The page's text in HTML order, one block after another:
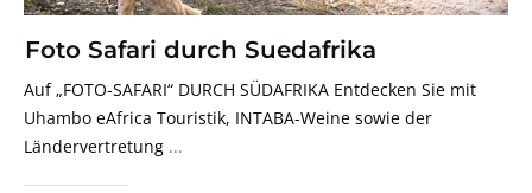
Foto Safari durch Suedafrika
Auf „FOTO-SAFARI“ DURCH SÜDAFRIKA Entdecken Sie mit
Uhambo eAfrica Touristik, INTABA-Weine sowie der
Ländervertretung ...